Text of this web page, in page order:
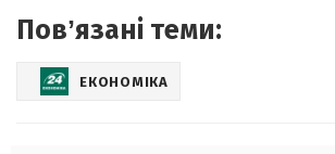
Повʼязані теми:
ЕКОНОМІКА